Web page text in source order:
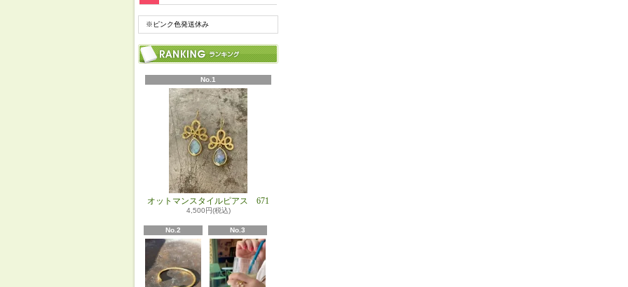
※ピンク色発送休み
No.1
オットマンスタイルピアス 671
4,500円(税込)
No.2 No.3